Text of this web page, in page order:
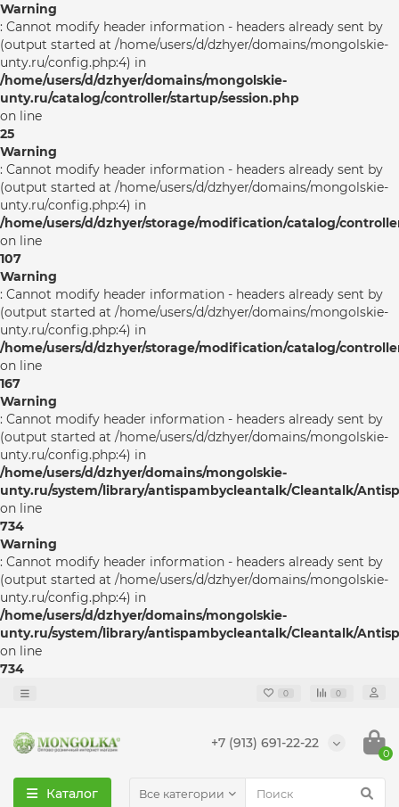
Warning
: Cannot modify header information - headers already sent by
(output started at /home/users/d/dzhyer/domains/mongolskie-
unty.ru/config.php:4) in
/home/users/d/dzhyer/domains/mongolskie-
unty.ru/catalog/controller/startup/session.php
on line
25
Warning
: Cannot modify header information - headers already sent by
(output started at /home/users/d/dzhyer/domains/mongolskie-
unty.ru/config.php:4) in
/home/users/d/dzhyer/storage/modification/catalog/
on line
107
Warning
: Cannot modify header information - headers already sent by
(output started at /home/users/d/dzhyer/domains/mongolskie-
unty.ru/config.php:4) in
/home/users/d/dzhyer/storage/modification/catalog/
on line
167
Warning
: Cannot modify header information - headers already sent by
(output started at /home/users/d/dzhyer/domains/mongolskie-
unty.ru/config.php:4) in
/home/users/d/dzhyer/domains/mongolskie-
unty.ru/system/library/antispambycleantalk/Cleantalk/
on line
734
Warning
: Cannot modify header information - headers already sent by
(output started at /home/users/d/dzhyer/domains/mongolskie-
unty.ru/config.php:4) in
/home/users/d/dzhyer/domains/mongolskie-
unty.ru/system/library/antispambycleantalk/Cleantalk/
on line
734
0 0
+7 (913) 691-22-22
0
Каталог Все категории